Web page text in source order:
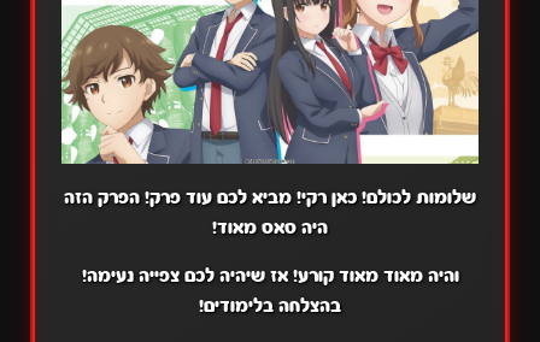
שלומות לכולם! כאן רקי! מביא לכם עוד פרק! הפרק הזה
היה סאס מאוד!
והיה מאוד מאוד קורע! אז שיהיה לכם צפייה נעימה!
בהצלחה בלימודים!